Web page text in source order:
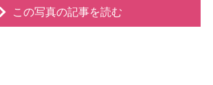
この写真の記事を読む